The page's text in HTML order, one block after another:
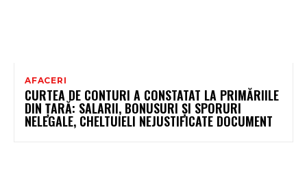
AFACERI
CURTEA DE CONTURI A CONSTATAT LA PRIMĂRIILE
DIN ȚARĂ: SALARII, BONUSURI ȘI SPORURI
NELEGALE, CHELTUIELI NEJUSTIFICATE DOCUMENT